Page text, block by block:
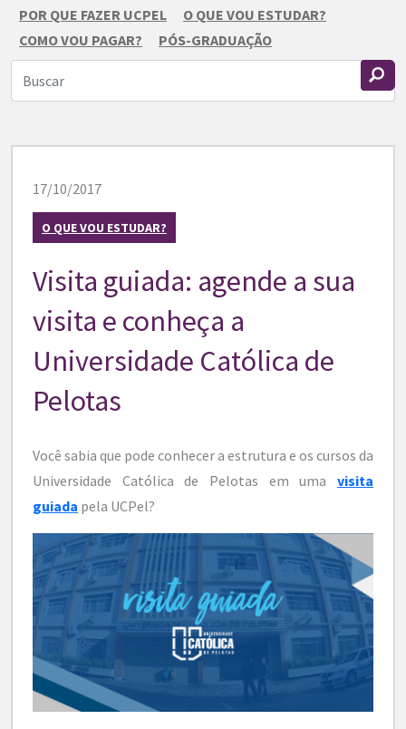
POR QUE FAZER UCPEL
O QUE VOU ESTUDAR?
COMO VOU PAGAR?
PÓS-GRADUAÇÃO
17/10/2017
O QUE VOU ESTUDAR?
Visita guiada: agende a sua
visita e conheça a
Universidade Católica de
Pelotas
Você sabia que pode conhecer a estrutura e os cursos da
Universidade Católica de Pelotas em uma visita
guiada pela UCPel?